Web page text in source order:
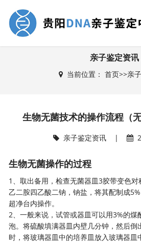
亲子鉴定资讯
当前位置： 首页>>亲
生物无菌技术的操作流程（
亲子鉴定资讯 |
生物无菌操作的过程
1、取出备用，检查无菌器皿3胶带变色对
乙二胺四乙酸二钠，钠盐，将其配制成
超净台内操作。
2、一般来说，试管或器皿可以用3%的煤
泡。将硫酸填满器皿内壁几分钟，然后倒
时，将玻璃器皿中的培养皿放入玻璃器